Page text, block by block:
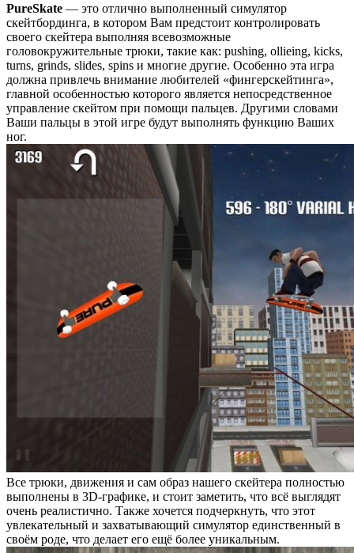
PureSkate — это отлично выполненный симулятор
скейтбординга, в котором Вам предстоит контролировать
своего скейтера выполняя всевозможные
головокружительные трюки, такие как: pushing, ollieing, kicks,
turns, grinds, slides, spins и многие другие. Особенно эта игра
должна привлечь внимание любителей «фингерскейтинга»,
главной особенностью которого является непосредственное
управление скейтом при помощи пальцев. Другими словами
Ваши пальцы в этой игре будут выполнять функцию Ваших
ног.
Все трюки, движения и сам образ нашего скейтера полностью
выполнены в 3D-графике, и стоит заметить, что всё выглядят
очень реалистично. Также хочется подчеркнуть, что этот
увлекательный и захватывающий симулятор единственный в
своём роде, что делает его ещё более уникальным.